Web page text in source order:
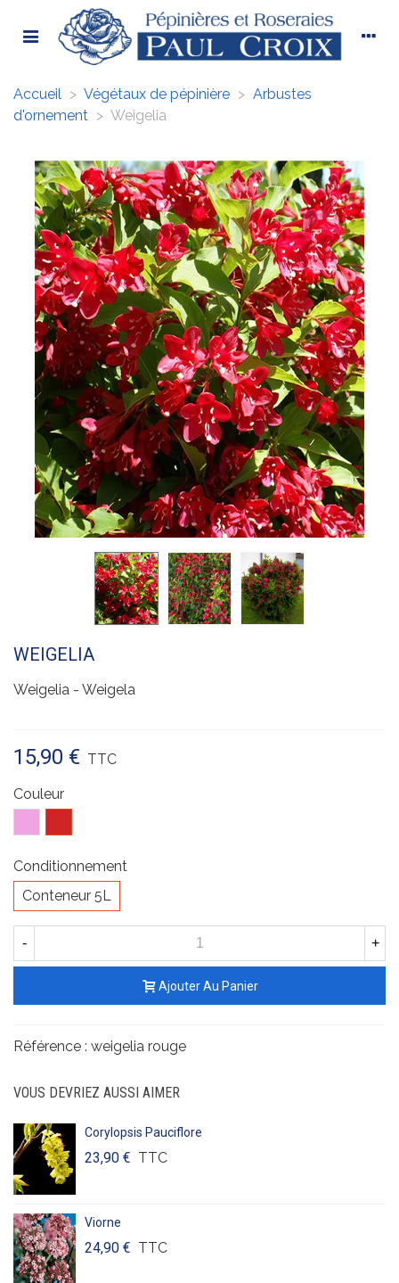
Accueil > Végétaux de pépinière > Arbustes
d'ornement > Weigelia
WEIGELIA
Weigelia - Weigela
15,90 € TTC
Couleur
Conditionnement
Conteneur 5L
- +
Ajouter Au Panier
Référence : weigelia rouge
VOUS DEVRIEZ AUSSI AIMER
Corylopsis Pauciflore
23,90 € TTC
Viorne
24,90 € TTC